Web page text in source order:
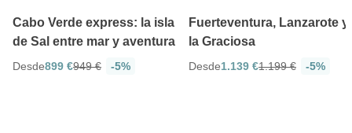
Cabo Verde express: la isla
de Sal entre mar y aventura
Desde899 €949 € -5%
Fuerteventura, Lanzarote y
la Graciosa
Desde1.139 €1.199 € -5%